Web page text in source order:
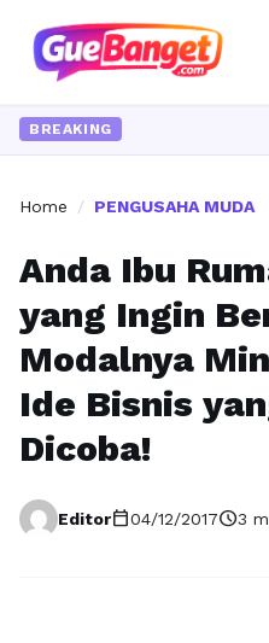
BREAKING
Home / PENGUSAHA MUDA
Anda Ibu
yang Ingin
Modalnya
Ide Bisnis
Dicoba!
Editorcalendar_today04/12/2017schedule3